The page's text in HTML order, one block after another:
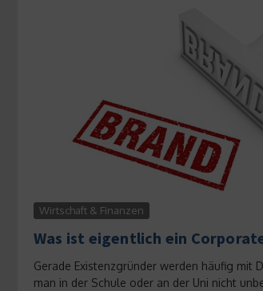
Wirtschaft & Finanzen
Was ist eigentlich ein
Gerade Existenzgründer werden häufig mit
man in der Schule oder an der Uni nicht